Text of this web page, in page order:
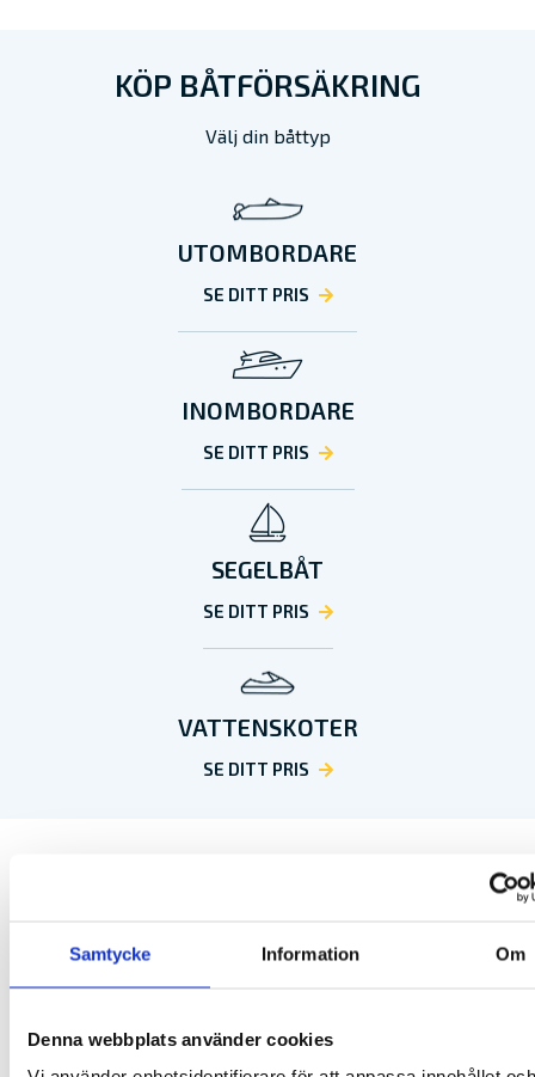
Samtycke Information Om
Denna webbplats använder cookies
KÖP BÅTFÖRSÄKRING
Välj din båttyp
UTOMBORDARE
SE DITT PRIS
INOMBORDARE
SE DITT PRIS
SEGELBÅT
SE DITT PRIS
VATTENSKOTER
SE DITT PRIS